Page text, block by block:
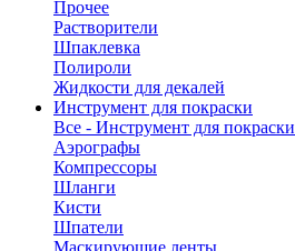
Прочее
Растворители
Шпаклевка
Полироли
Жидкости для декалей
Инструмент для покраски
Все - Инструмент для покраски
Аэрографы
Компрессоры
Шланги
Кисти
Шпатели
Маскирующие ленты